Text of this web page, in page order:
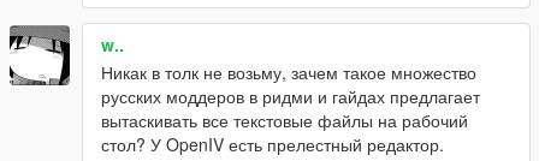
w..
Никак в толк не возьму, зачем такое множество
русских моддеров в ридми и гайдах предлагает
вытаскивать все текстовые файлы на рабочий
стол? У OpenIV есть прелестный редактор.